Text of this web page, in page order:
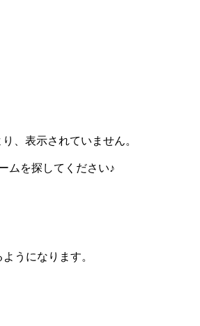
、表示されていません。
ムを探してください♪
うになります。